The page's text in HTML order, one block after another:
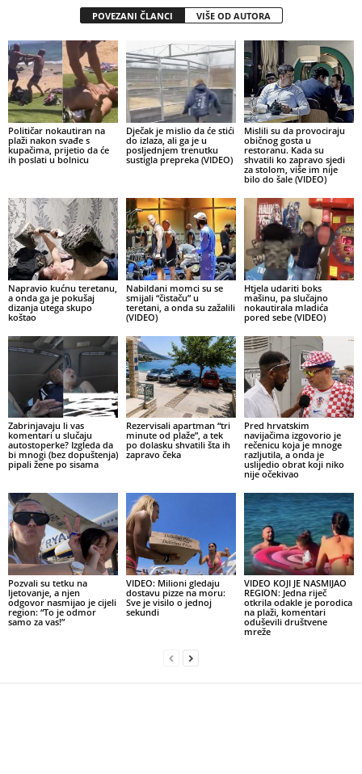
POVEZANI ČLANCI VIŠE OD AUTORA
Političar nokautiran na
plaži nakon svađe s
kupačima, prijetio da će
ih poslati u bolnicu
Dječak je mislio da će stići
do izlaza, ali ga je u
posljednjem trenutku
sustigla prepreka (VIDEO)
Mislili su da provociraju
običnog gosta u
restoranu. Kada su
shvatili ko zapravo sjedi
za stolom, više im nije
bilo do šale (VIDEO)
Napravio kućnu teretanu,
a onda ga je pokušaj
dizanja utega skupo
koštao
Nabildani momci su se
smijali “čistaču” u
teretani, a onda su zažalili
(VIDEO)
Htjela udariti boks
mašinu, pa slučajno
nokautirala mladića
pored sebe (VIDEO)
Zabrinjavaju li vas
komentari u slučaju
autostoperke? Izgleda da
bi mnogi (bez dopuštenja)
pipali žene po sisama
Rezervisali apartman “tri
minute od plaže”, a tek
po dolasku shvatili šta ih
zapravo čeka
Pred hrvatskim
navijačima izgovorio je
rečenicu koja je mnoge
razljutila, a onda je
uslijedio obrat koji niko
nije očekivao
Pozvali su tetku na
ljetovanje, a njen
odgovor nasmijao je cijeli
region: “To je odmor
samo za vas!”
VIDEO: Milioni gledaju
dostavu pizze na moru:
Sve je visilo o jednoj
sekundi
VIDEO KOJI JE NASMIJAO
REGION: Jedna riječ
otkrila odakle je porodica
na plaži, komentari
oduševili društvene
mreže